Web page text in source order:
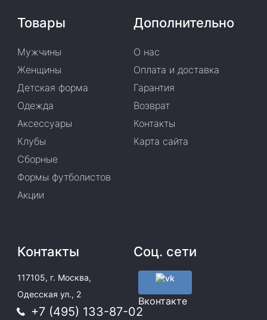
Товары
Мужчины
Женщины
Детская форма
Одежда
Аксессуары
Клубы
Сборные
Формы футболистов
Акции
Дополнительно
О нас
Оплата и доставка
Гарантия
Возврат
Контакты
Карта сайта
Контакты
117105, г. Москва,
Одесская ул., 2
+7 (495) 133-87-02
Соц. сети
Вконтакте